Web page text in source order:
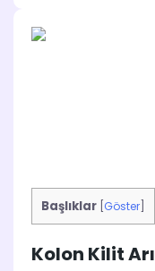
Başlıklar Göster
Kolon Kilit